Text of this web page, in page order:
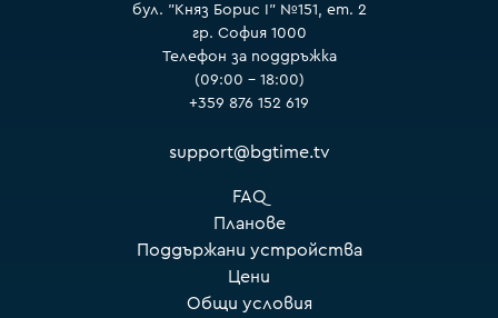
бул. "Княз Борис I" №151, ет. 2
гр. София 1000
Телефон за поддръжка
(09:00 – 18:00)
+359 876 152 619
support@bgtime.tv
FAQ
Планове
Поддържани устройства
Цени
Общи условия